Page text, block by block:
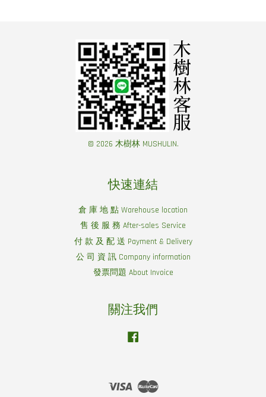
© 2026 木樹林 MUSHULIN.
快速連結
倉 庫 地 點 Warehouse location
售 後 服 務 After-sales Service
付 款 及 配 送 Payment & Delivery
公 司 資 訊 Company information
發票問題 About Invoice
關注我們
Visa Master